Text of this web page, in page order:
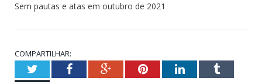
Sem pautas e atas em outubro de 2021
COMPARTILHAR:
TwitterFacebookGoogle+PinterestLinkedInTumblr